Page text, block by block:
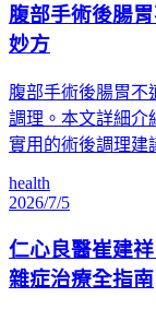
腹部手術後腸
妙方
腹部手術後腸胃不
調理。本文詳細介
實用的術後調理建
health
2026/7/5
仁心良醫崔建
雜症治療全指南